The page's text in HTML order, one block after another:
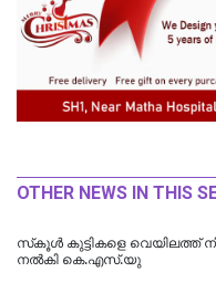
OTHER NEWS IN THIS
സ്‌കൂള്‍ കുട്ടികളെ വെയിലത്ത്
നല്‍കി കെ.എസ്.യു